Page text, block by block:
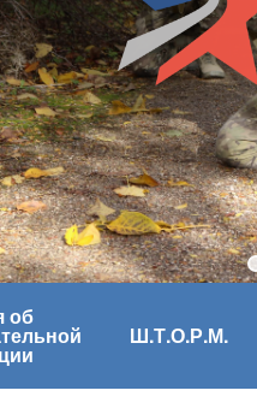
об
Ш.Т.О.Р.М.